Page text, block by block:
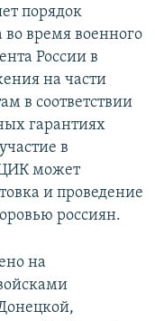
порядок
время военного
России в
на части
в соответствии
гарантиях
в
может
и проведение
россиян.
на